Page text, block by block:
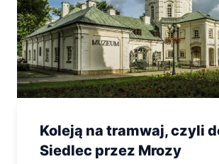
Koleją na tramwaj, czyli
Siedlec przez Mrozy